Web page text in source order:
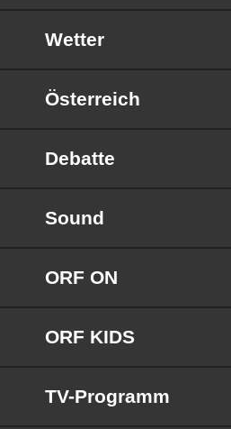
Wetter
Österreich
Debatte
Sound
ORF ON
ORF KIDS
TV-Programm